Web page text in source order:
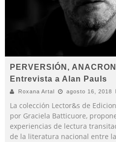
PERVERSIÓN,
Entrevista a Alan Pauls
Roxana Artal agosto 16, 2018
La colección Lector&s de
por Graciela Batticuore,
experiencias de lectura
de la literatura nacional entre